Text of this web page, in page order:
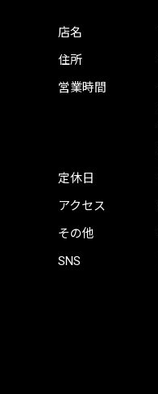
店名
住所
営業時間
定休日
アクセス
その他
SNS